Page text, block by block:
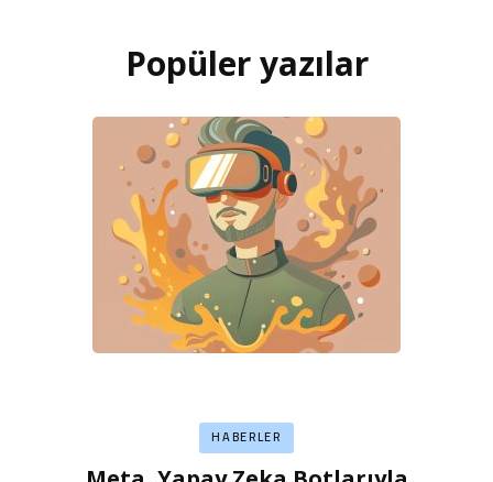
Popüler yazılar
HABERLER